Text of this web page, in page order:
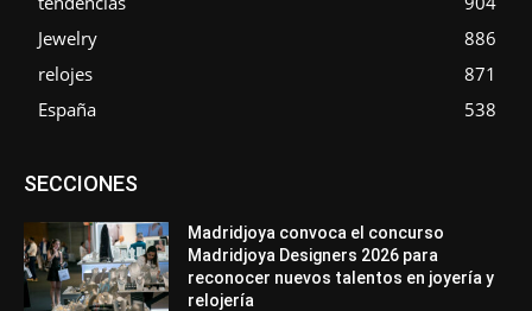
Jewelry
886
relojes
871
España
538
SECCIONESAsociaciones
Entrevistas
Mundo Técnico
Novedades Opiniones
Perspectiva
Premios
Secciones Sin categoría
Más
Madridjoya convoca el concurso
Madridjoya Designers 2026 para
reconocer nuevos talentos en joyería y
relojería